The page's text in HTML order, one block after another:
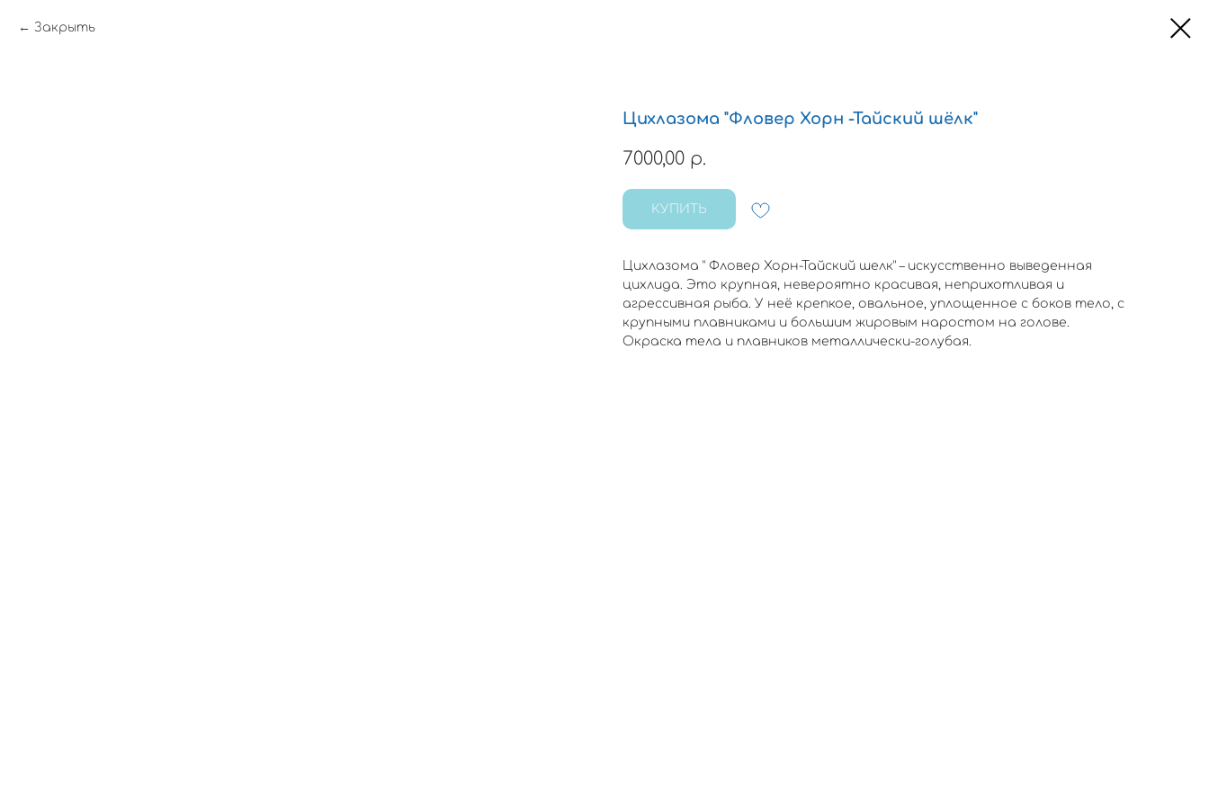
Закрыть
Цихлазома "Фловер Хорн -Тайский шёлк"
7000,00 р.
КУПИТЬ
Цихлазома “ Фловер Хорн-Тайский шелк” – искусственно выведенная
цихлида. Это крупная, невероятно красивая, неприхотливая и
агрессивная рыба. У неё крепкое, овальное, уплощенное с боков тело, с
крупными плавниками и большим жировым наростом на голове.
Окраска тела и плавников металлически-голубая.